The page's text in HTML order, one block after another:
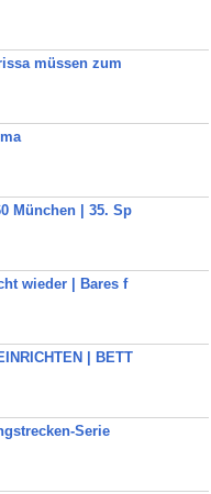
müssen zum
München | 35. Sp
wieder | Bares f
| BETT
Serie